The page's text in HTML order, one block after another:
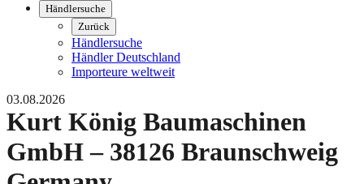
Händlersuche
Zurück
Händlersuche
Händler Deutschland
Importeure weltweit
03.08.2026
Kurt König Baumaschinen
GmbH – 38126 Braunschweig